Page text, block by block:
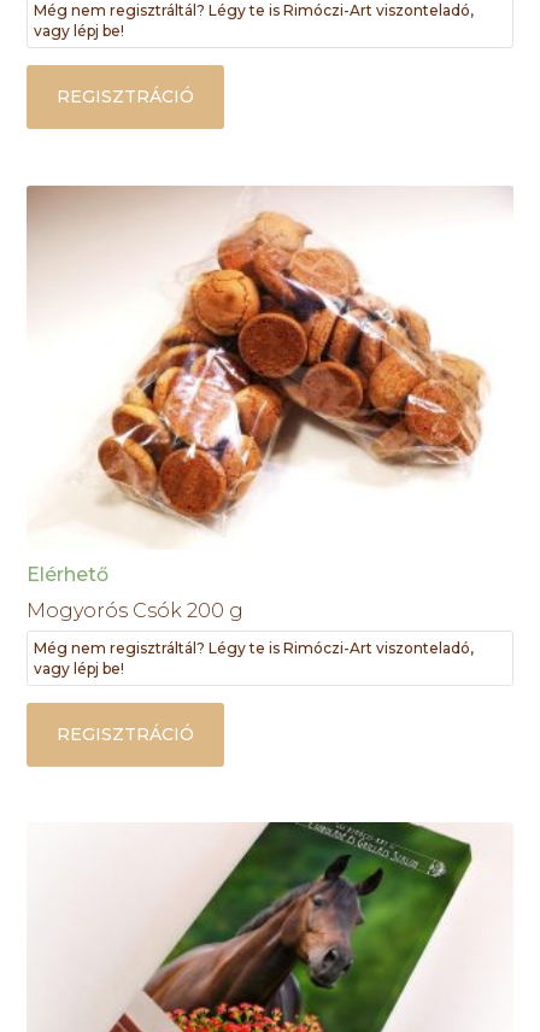
Még nem regisztráltál? Légy te is Rimóczi-Art viszonteladó,
vagy lépj be!
REGISZTRÁCIÓ
Elérhető
Mogyorós Csók 200 g
Még nem regisztráltál? Légy te is Rimóczi-Art viszonteladó,
vagy lépj be!
REGISZTRÁCIÓ